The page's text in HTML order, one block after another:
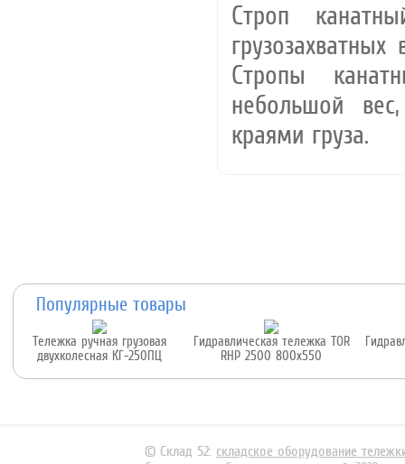
Строп
Стропы
небольшой
краями груза.
Популярные товары
Тележка ручная грузовая
двухколесная КГ-250ПЦ
Гидравлическая тележка TOR
RHP 2500 800x550
© Склад 52: складское оборудование